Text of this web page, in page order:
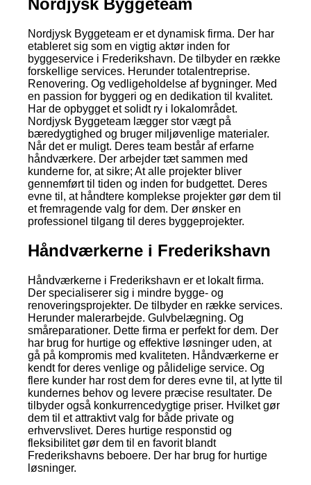
Nordjysk Byggeteam er et dynamisk firma. Der har
etableret sig som en vigtig aktør inden for
byggeservice i Frederikshavn. De tilbyder en række
forskellige services. Herunder totalentreprise.
Renovering. Og vedligeholdelse af bygninger. Med
en passion for byggeri og en dedikation til kvalitet.
Har de opbygget et solidt ry i lokalområdet.
Nordjysk Byggeteam lægger stor vægt på
bæredygtighed og bruger miljøvenlige materialer.
Når det er muligt. Deres team består af erfarne
håndværkere. Der arbejder tæt sammen med
kunderne for, at sikre; At alle projekter bliver
gennemført til tiden og inden for budgettet. Deres
evne til, at håndtere komplekse projekter gør dem til
et fremragende valg for dem. Der ønsker en
professionel tilgang til deres byggeprojekter.
Håndværkerne i Frederikshavn
Håndværkerne i Frederikshavn er et lokalt firma.
Der specialiserer sig i mindre bygge- og
renoveringsprojekter. De tilbyder en række services.
Herunder malerarbejde. Gulvbelægning. Og
småreparationer. Dette firma er perfekt for dem. Der
har brug for hurtige og effektive løsninger uden, at
gå på kompromis med kvaliteten. Håndværkerne er
kendt for deres venlige og pålidelige service. Og
flere kunder har rost dem for deres evne til, at lytte til
kundernes behov og levere præcise resultater. De
tilbyder også konkurrencedygtige priser. Hvilket gør
dem til et attraktivt valg for både private og
erhvervslivet. Deres hurtige responstid og
fleksibilitet gør dem til en favorit blandt
Frederikshavns beboere. Der har brug for hurtige
løsninger.